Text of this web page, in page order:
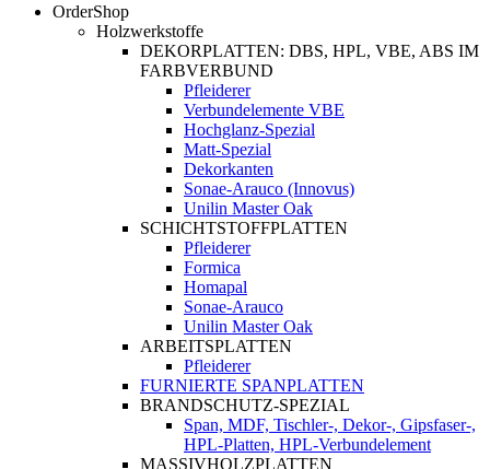
OrderShop
Holzwerkstoffe
DEKORPLATTEN: DBS, HPL, VBE, ABS IM
FARBVERBUND
Pfleiderer
Verbundelemente VBE
Hochglanz-Spezial
Matt-Spezial
Dekorkanten
Sonae-Arauco (Innovus)
Unilin Master Oak
SCHICHTSTOFFPLATTEN
Pfleiderer
Formica
Homapal
Sonae-Arauco
Unilin Master Oak
ARBEITSPLATTEN
Pfleiderer
FURNIERTE SPANPLATTEN
BRANDSCHUTZ-SPEZIAL
Span, MDF, Tischler-, Dekor-, Gipsfaser-,
HPL-Platten, HPL-Verbundelement
MASSIVHOLZPLATTEN